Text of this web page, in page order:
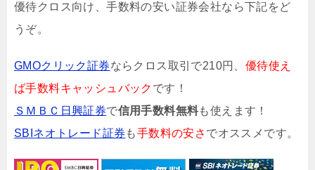
優待クロス向け、手数料の安い証券会社なら下記をど
うぞ。
GMOクリック証券ならクロス取引で210円、 優待使え
ば手数料キャッシュバック です！
ＳＭＢＣ日興証券で信用手数料無料も使えます！
SBIネオトレード証券 も手数料の安さ でオススメです。